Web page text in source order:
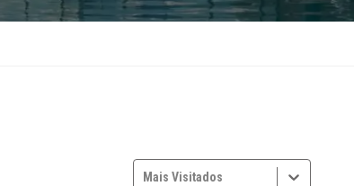
Mais Visitados